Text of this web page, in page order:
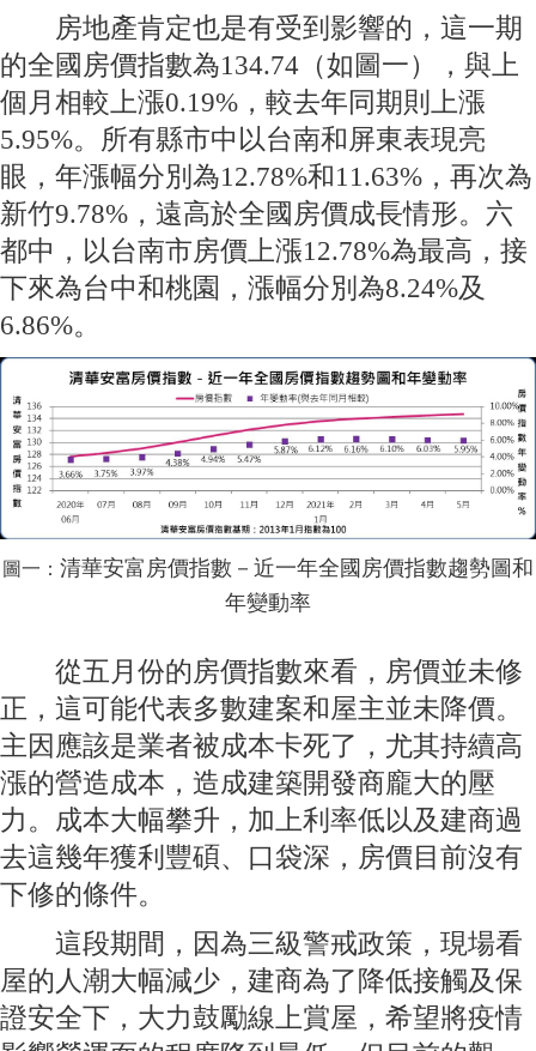
房地產肯定也是有受到影響的，這一期
的全國房價指數為134.74（如圖一），與上
個月相較上漲0.19%，較去年同期則上漲
5.95%。所有縣市中以台南和屏東表現亮
眼，年漲幅分別為12.78%和11.63%，再次為
新竹9.78%，遠高於全國房價成長情形。六
都中，以台南市房價上漲12.78%為最高，接
下來為台中和桃園，漲幅分別為8.24%及
6.86%。
圖一： 清華安富房價指數－近一年全國房價指數趨勢圖和
年變動率
從五月份的房價指數來看，房價並未修
正，這可能代表多數建案和屋主並未降價。
主因應該是業者被成本卡死了，尤其持續高
漲的營造成本，造成建築開發商龐大的壓
力。成本大幅攀升，加上利率低以及建商過
去這幾年獲利豐碩、口袋深，房價目前沒有
下修的條件。
這段期間，因為三級警戒政策，現場看
屋的人潮大幅減少，建商為了降低接觸及保
證安全下，大力鼓勵線上賞屋，希望將疫情